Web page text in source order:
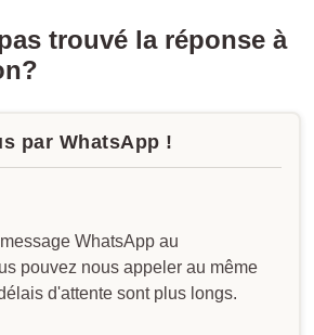
trouvé la réponse à
par WhatsApp !
WhatsApp au
pouvez nous appeler au même
d'attente sont plus longs.